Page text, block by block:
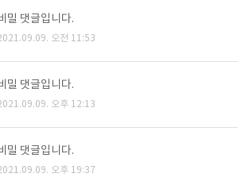
밀 댓글입니다.
오전 11:53
밀 댓글입니다.
오후 12:13
밀 댓글입니다.
오후 19:37